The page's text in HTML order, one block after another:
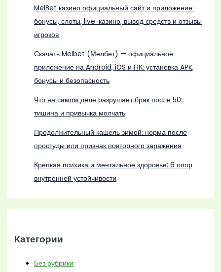
MelBet казино официальный сайт и приложение:
бонусы, слоты, live-казино, вывод средств и отзывы
игроков
Скачать Melbet (Мелбет) — официальное
приложение на Android, iOS и ПК: установка APK,
бонусы и безопасность
Что на самом деле разрушает брак после 50:
тишина и привычка молчать
Продолжительный кашель зимой: норма после
простуды или признак повторного заражения
Крепкая психика и ментальное здоровье: 6 опор
внутренней устойчивости
Категории
Без рубрики